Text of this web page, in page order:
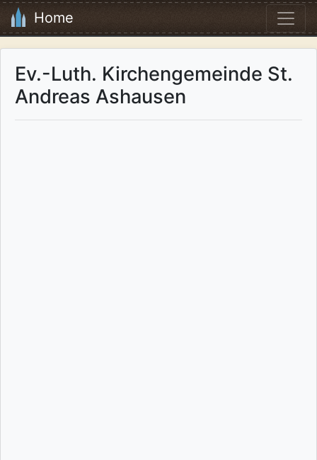
Home
Ev.-Luth. Kirchengemeinde St.
Andreas Ashausen